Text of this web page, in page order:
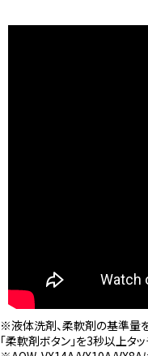
※液体洗剤、柔軟剤の基準量を
「柔軟剤ボタン」を3秒以上タ